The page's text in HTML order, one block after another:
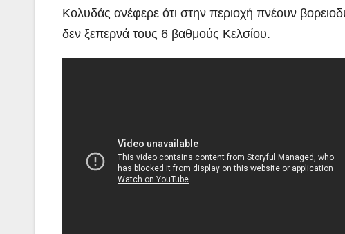
Κολυδάς ανέφερε ότι στην περιοχή πνέουν
δεν ξεπερνά τους 6 βαθμούς Κελσίου.